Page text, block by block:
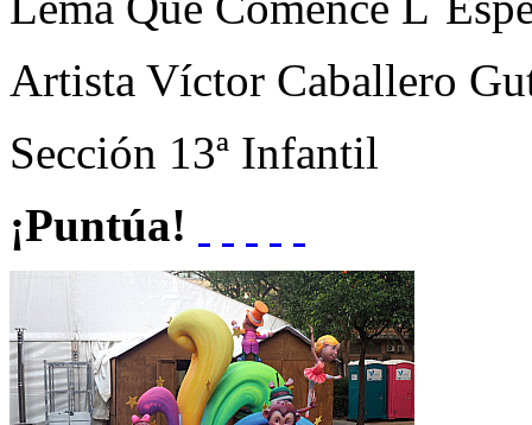
Artista Víctor Caballero
Sección 13ª Infantil
¡Puntúa!